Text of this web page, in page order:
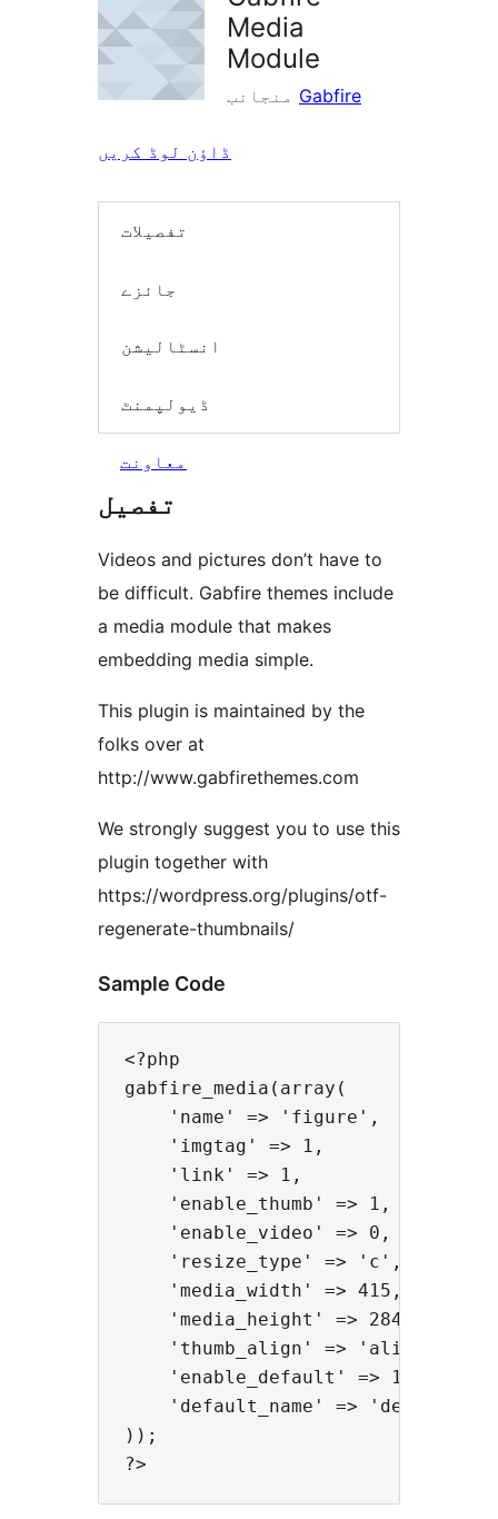
Media
Module
Gabfire
ڈاؤن لوڈ کریں
تفصیلات
جائزے
انسٹالیشن
ڈیولپمنٹ
معاونت
تفصیل
Videos and pictures don’t have to
be difficult. Gabfire themes include
a media module that makes
embedding media simple.
This plugin is maintained by the
folks over at
http://www.gabfirethemes.com
We strongly suggest you to use this
plugin together with
https://wordpress.org/plugins/otf-
regenerate-thumbnails/
Sample Code
<?php
gabfire_media(array(
    'name' => 'figure',
    'imgtag' => 1,
    'link' => 1,
    'enable_thumb' => 1,
    'enable_video' => 0,
    'resize_type' => 'c',
    'media_width' => 415,
    'media_height' => 284,
    'thumb_align' => 'alignnone',
    'enable_default' => 1,
'default_name' =>
));